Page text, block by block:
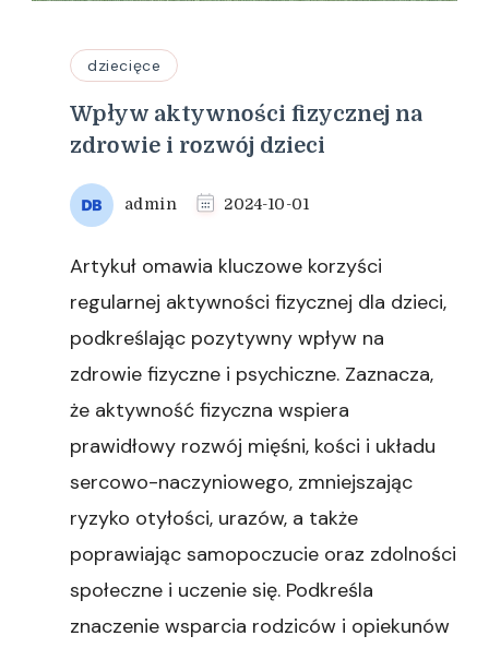
dziecięce
Wpływ aktywności fizycznej na
zdrowie i rozwój dzieci
admin 2024-10-01
Artykuł omawia kluczowe korzyści
regularnej aktywności fizycznej dla dzieci,
podkreślając pozytywny wpływ na
zdrowie fizyczne i psychiczne. Zaznacza,
że aktywność fizyczna wspiera
prawidłowy rozwój mięśni, kości i układu
sercowo-naczyniowego, zmniejszając
ryzyko otyłości, urazów, a także
poprawiając samopoczucie oraz zdolności
społeczne i uczenie się. Podkreśla
znaczenie wsparcia rodziców i opiekunów